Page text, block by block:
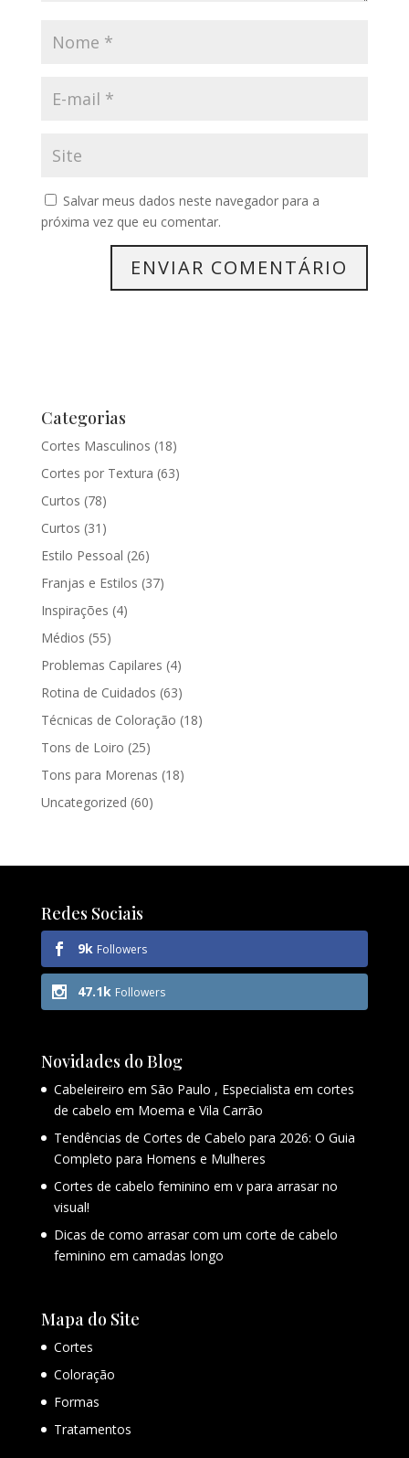
Salvar meus dados neste navegador para a
próxima vez que eu comentar.
Categorias
Cortes Masculinos (18)
Cortes por Textura (63)
Curtos (78)
Curtos (31)
Estilo Pessoal (26)
Franjas e Estilos (37)
Inspirações (4)
Médios (55)
Problemas Capilares (4)
Rotina de Cuidados (63)
Técnicas de Coloração (18)
Tons de Loiro (25)
Tons para Morenas (18)
Uncategorized (60)
Redes Sociais
9k Followers
47.1k Followers
Novidades do Blog
Cabeleireiro em São Paulo , Especialista em cortes
de cabelo em Moema e Vila Carrão
Tendências de Cortes de Cabelo para 2026: O Guia
Completo para Homens e Mulheres
Cortes de cabelo feminino em v para arrasar no
visual!
Dicas de como arrasar com um corte de cabelo
feminino em camadas longo
Mapa do Site
Cortes
Coloração
Formas
Tratamentos